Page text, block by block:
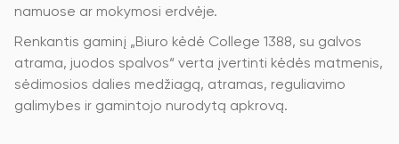
namuose ar mokymosi erdvėje.
Renkantis gaminį „Biuro kėdė College 1388, su galvos
atrama, juodos spalvos“ verta įvertinti kėdės matmenis,
sėdimosios dalies medžiagą, atramas, reguliavimo
galimybes ir gamintojo nurodytą apkrovą.